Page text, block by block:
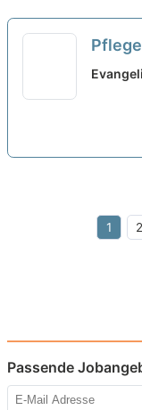
(m/
1 2
Passende